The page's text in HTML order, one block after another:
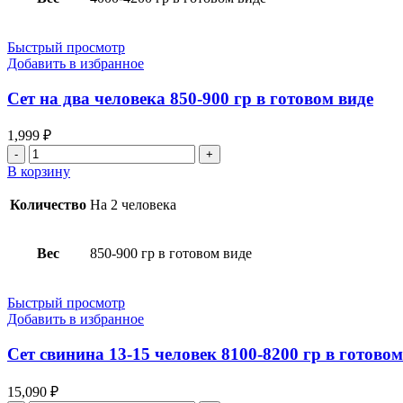
гр
в
готовом
Быстрый просмотр
Добавить в избранное
Сет на два человека 850-900 гр в готовом виде
1,999 ₽
Количество
товара
Сет
на
850-
в
готовом
виде
В корзину
Количество На 2 человека
Вес 850-900 гр в готовом виде
Быстрый просмотр
Добавить в избранное
Сет свинина 13-15 человек 8100-8200 гр в
15,090 ₽